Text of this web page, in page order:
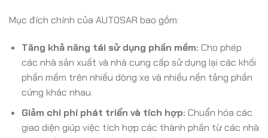
Mục đích chính của AUTOSAR bao gồm:
Tăng khả năng tái sử dụng phần mềm: Cho phép
các nhà sản xuất và nhà cung cấp sử dụng lại các khối
phần mềm trên nhiều dòng xe và nhiều nền tảng phần
cứng khác nhau.
Giảm chi phí phát triển và tích hợp: Chuẩn hóa các
giao diện giúp việc tích hợp các thành phần từ các nhà